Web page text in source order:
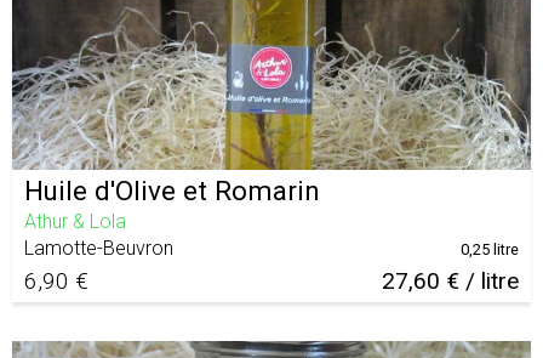
Huile d'Olive et Romarin
Athur & Lola
Lamotte-Beuvron
6,90 € 27,60 € / litre
0,25 litre